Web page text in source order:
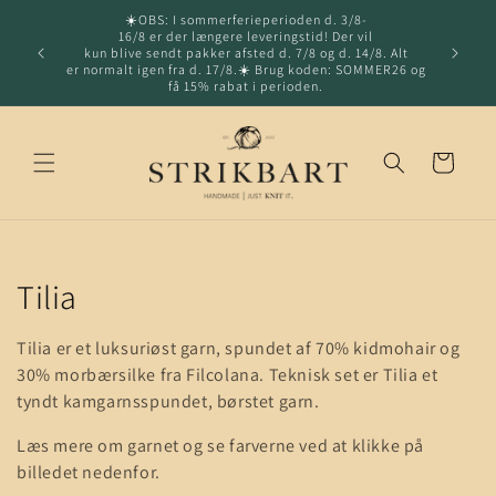
☀️OBS: I sommerferieperioden d. 3/8-
16/8 er der længere leveringstid! Der vil
kun blive sendt pakker afsted d. 7/8 og d. 14/8. Alt
er normalt igen fra d. 17/8.☀️ Brug koden: SOMMER26 og
få 15% rabat i perioden.
Hurtig
fragt
Indkøbskurv
K
o
l
l
e
Tilia
Tilia er et luksuriøst garn, spundet af 70% kidmohair og
30% morbærsilke fra Filcolana. Teknisk set er Tilia et
tyndt kamgarnsspundet, børstet garn.
Læs mere om garnet og se farverne ved at klikke på
billedet nedenfor.